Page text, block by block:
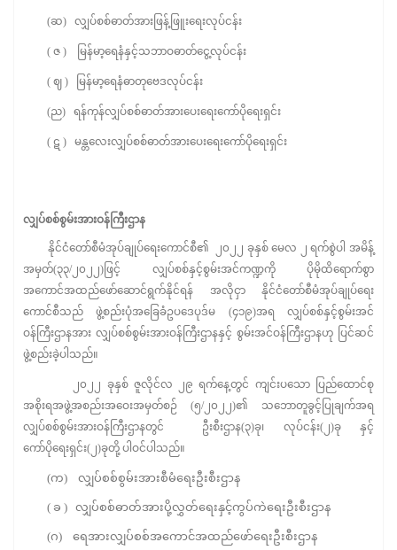
(ဆ) လျှပ်စစ်ဓာတ်အားဖြန့်ဖြူးရေးလုပ်ငန်း
( ဇ ) မြန်မာ့ရေနံနှင့်သဘာဝဓာတ်ငွေ့လုပ်ငန်း
( ဈ ) မြန်မာ့ရေနံဓာတုဗေဒလုပ်ငန်း
(ည) ရန်ကုန်လျှပ်စစ်ဓာတ်အားပေးရေးကော်ပိုရေးရှင်း
( ဋ ) မန္တလေးလျှပ်စစ်ဓာတ်အားပေးရေးကော်ပိုရေးရှင်း
လျှပ်စစ်စွမ်းအားဝန်ကြီးဌာန
နိုင်ငံတော်စီမံအုပ်ချုပ်ရေးကောင်စီ၏ ၂၀၂၂ ခုနှစ် မေလ ၂ ရက်စွဲပါ အမိန့်
အမှတ်(၃၃/၂၀၂၂)ဖြင့် လျှပ်စစ်နှင့်စွမ်းအင်ကဏ္ဍကို ပိုမိုထိရောက်စွာ
အကောင်အထည်ဖော်ဆောင်ရွက်နိုင်ရန် အလိုငှာ နိုင်ငံတော်စီမံအုပ်ချုပ်ရေး
ကောင်စီသည် ဖွဲ့စည်းပုံအခြေခံဥပဒေပုဒ်မ (၄၁၉)အရ လျှပ်စစ်နှင့်စွမ်းအင်
ဝန်ကြီးဌာနအား လျှပ်စစ်စွမ်းအားဝန်ကြီးဌာနနှင့် စွမ်းအင်ဝန်ကြီးဌာနဟု ပြင်ဆင်
ဖွဲ့စည်းခဲ့ပါသည်။
၂၀၂၂ ခုနှစ် ဇူလိုင်လ ၂၉ ရက်နေ့တွင် ကျင်းပသော ပြည်ထောင်စု
အစိုးရအဖွဲ့အစည်းအဝေးအမှတ်စဉ် (၅/၂၀၂၂)၏ သဘောတူခွင့်ပြုချက်အရ
လျှပ်စစ်စွမ်းအားဝန်ကြီးဌာနတွင် ဦးစီးဌာန(၃)ခု၊ လုပ်ငန်း(၂)ခု နှင့်
ကော်ပိုရေးရှင်း(၂)ခုတို့ ပါဝင်ပါသည်။
(က) လျှပ်စစ်စွမ်းအားစီမံရေးဦးစီးဌာန
( ခ ) လျှပ်စစ်ဓာတ်အားပို့လွှတ်ရေးနှင့်ကွပ်ကဲရေးဦးစီးဌာန
(ဂ) ရေအားလျှပ်စစ်အကောင်အထည်ဖော်ရေးဦးစီးဌာန